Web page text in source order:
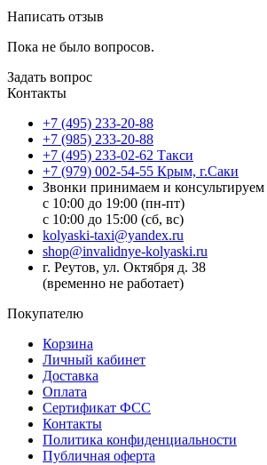
Написать отзыв
Пока не было вопросов.
Задать вопрос
Контакты
+7 (495) 233-20-88
+7 (985) 233-20-88
+7 (495) 233-02-62 Такси
+7 (979) 002-54-55 Крым, г.Саки
Звонки принимаем и консультируем
с 10:00 до 19:00 (пн-пт)
с 10:00 до 15:00 (сб, вс)
kolyaski-taxi@yandex.ru
shop@invalidnye-kolyaski.ru
г. Реутов, ул. Октября д. 38
(временно не работает)
Покупателю
Корзина
Личный кабинет
Доставка
Оплата
Сертификат ФСС
Контакты
Политика конфиденциальности
Публичная оферта